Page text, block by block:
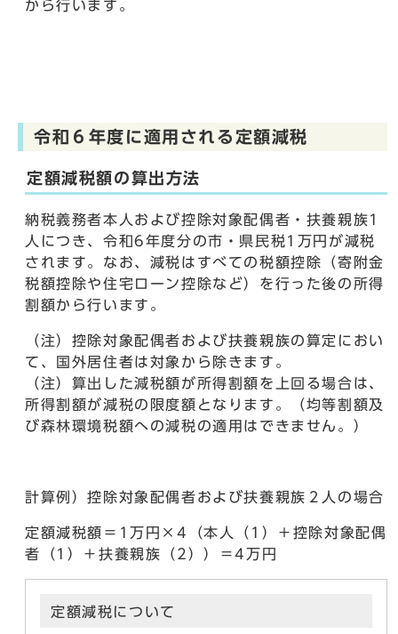
から行います。
令和６年度に適用される定額減税
定額減税額の算出方法
納税義務者本人および控除対象配偶者・扶養親族1
人につき、令和6年度分の市・県民税1万円が減税
されます。なお、減税はすべての税額控除（寄附金
税額控除や住宅ローン控除など）を行った後の所得
割額から行います。
（注）控除対象配偶者および扶養親族の算定におい
て、国外居住者は対象から除きます。
（注）算出した減税額が所得割額を上回る場合は、
所得割額が減税の限度額となります。（均等割額及
び森林環境税額への減税の適用はできません。）
計算例）控除対象配偶者および扶養親族２人の場合
定額減税額＝1万円×4（本人（1）＋控除対象配偶
者（1）＋扶養親族（2））＝4万円
定額減税について